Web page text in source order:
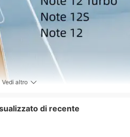
Vedi altro
di recente